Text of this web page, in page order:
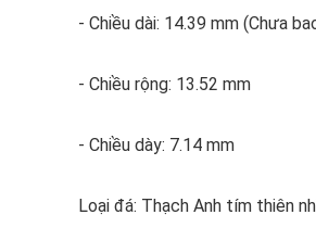
- Chiều dài: 14.39 mm (Chưa
- Chiều rộng: 13.52 mm
- Chiều dày: 7.14 mm
Loại đá: Thạch Anh tím thiên